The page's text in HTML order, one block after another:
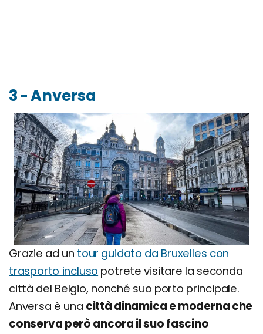
3 - Anversa
Grazie ad un tour guidato da Bruxelles con
trasporto incluso potrete visitare la seconda
città del Belgio, nonché suo porto principale.
Anversa è una città dinamica e moderna che
conserva però ancora il suo fascino